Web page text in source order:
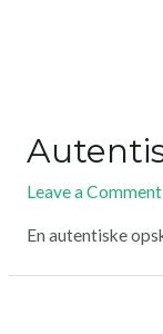
Leave a Comment
En autentiske